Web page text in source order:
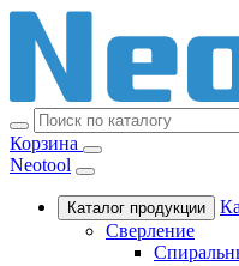
Корзина
Neotool
Каталог продукции
Сверление